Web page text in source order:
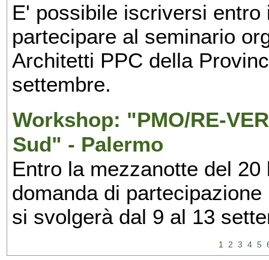
E' possibile iscriversi
partecipare al seminario
Architetti PPC della
settembre.
Workshop: "PMO/RE-
Sud" - Palermo
Entro la mezzanotte del
domanda di
si svolgerà dal 9 al 13
1 2 3 4 5